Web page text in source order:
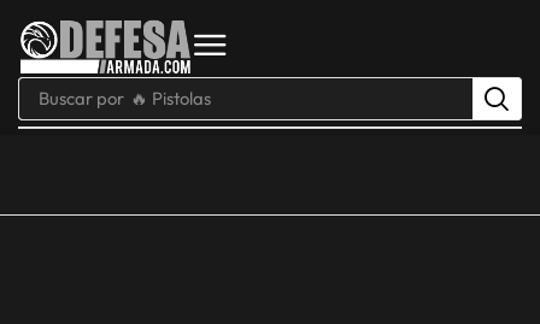
Buscar por 🔥 Pistolas